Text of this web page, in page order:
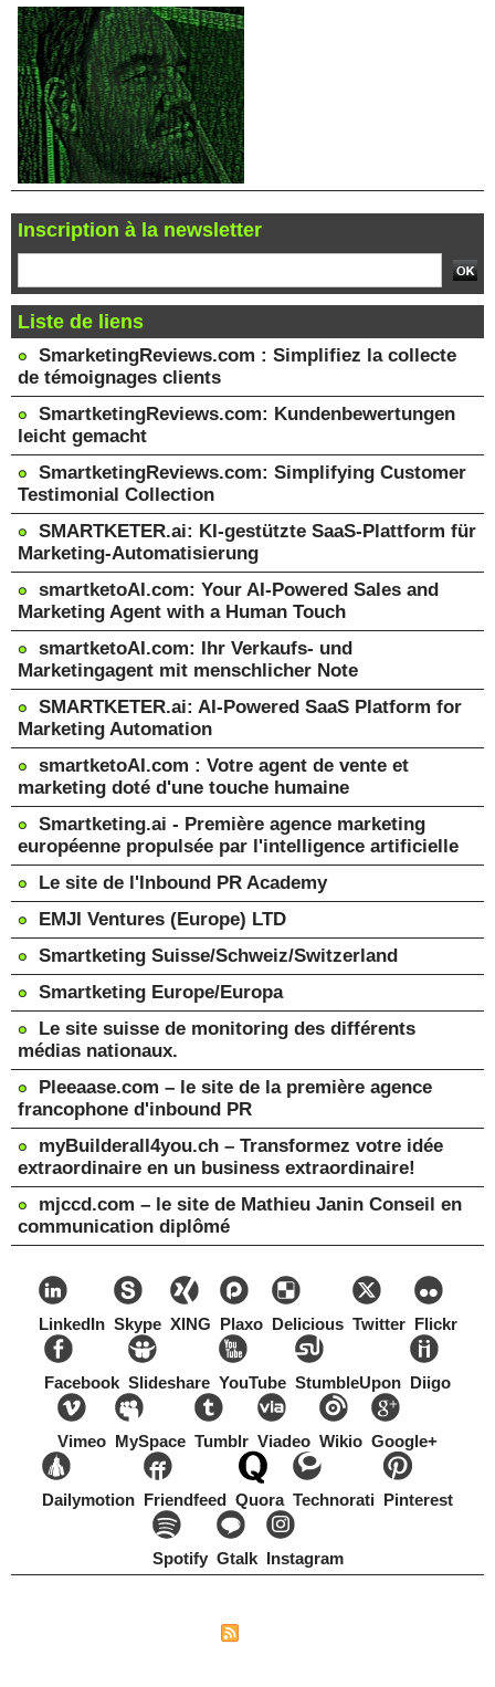
Inscription à la newsletter
Liste de liens
SmarketingReviews.com : Simplifiez la collecte
de témoignages clients
SmartketingReviews.com: Kundenbewertungen
leicht gemacht
SmartketingReviews.com: Simplifying Customer
Testimonial Collection
SMARTKETER.ai: KI-gestützte SaaS-Plattform für
Marketing-Automatisierung
smartketoAI.com: Your AI-Powered Sales and
Marketing Agent with a Human Touch
smartketoAI.com: Ihr Verkaufs- und
Marketingagent mit menschlicher Note
SMARTKETER.ai: AI-Powered SaaS Platform for
Marketing Automation
smartketoAI.com : Votre agent de vente et
marketing doté d'une touche humaine
Smartketing.ai - Première agence marketing
européenne propulsée par l'intelligence artificielle
Le site de l'Inbound PR Academy
EMJI Ventures (Europe) LTD
Smartketing Suisse/Schweiz/Switzerland
Smartketing Europe/Europa
Le site suisse de monitoring des différents
médias nationaux.
Pleeaase.com – le site de la première agence
francophone d'inbound PR
myBuilderall4you.ch – Transformez votre idée
extraordinaire en un business extraordinaire!
mjccd.com – le site de Mathieu Janin Conseil en
communication diplômé
LinkedIn Skype XING Plaxo Delicious Twitter Flickr
Facebook Slideshare YouTube StumbleUpon Diigo
Vimeo MySpace Tumblr Viadeo Wikio Google+
Dailymotion Friendfeed Quora Technorati Pinterest
Spotify Gtalk Instagram